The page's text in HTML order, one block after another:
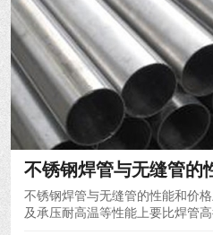
不锈钢焊管与无缝管的
不锈钢焊管与无缝管的性能和价
及承压耐高温等性能上要比焊管